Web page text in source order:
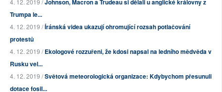
4. 12. 2019 /Johnson, Macron a Trudeau si dělali u anglické královny z
Trumpa le...
4. 12. 2019 /Íránská videa ukazují ohromující rozsah potlačování
protestů
4. 12. 2019 /Ekologové rozzuřeni, že kdosi napsal na ledního mědvěda v
Rusku vel...
4. 12. 2019 /Světová meteorologická organizace: Kdybychom přesunuli
dotace fosil...